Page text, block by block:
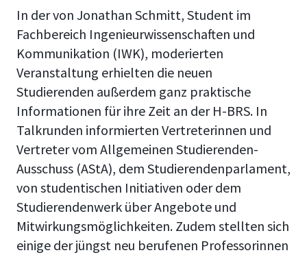
In der von Jonathan Schmitt, Student im
Fachbereich Ingenieurwissenschaften und
Kommunikation (IWK), moderierten
Veranstaltung erhielten die neuen
Studierenden außerdem ganz praktische
Informationen für ihre Zeit an der H-BRS. In
Talkrunden informierten Vertreterinnen und
Vertreter vom Allgemeinen Studierenden-
Ausschuss (AStA), dem Studierendenparlament,
von studentischen Initiativen oder dem
Studierendenwerk über Angebote und
Mitwirkungsmöglichkeiten. Zudem stellten sich
einige der jüngst neu berufenen Professorinnen